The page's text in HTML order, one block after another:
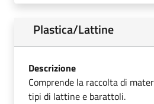
Plastica/Lattine
Descrizione
Comprende la raccolta di
tipi di lattine e barattoli.